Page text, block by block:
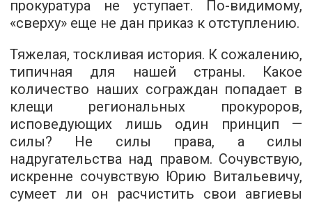
прокуратура не уступает. По-видимому,
«сверху» еще не дан приказ к отступлению.
Тяжелая, тоскливая история. К сожалению,
типичная для нашей страны. Какое
количество наших сограждан попадает в
клещи региональных прокуроров,
исповедующих лишь один принцип —
силы? Не силы права, а силы
надругательства над правом. Сочувствую,
искренне сочувствую Юрию Витальевичу,
сумеет ли он расчистить свои авгиевы